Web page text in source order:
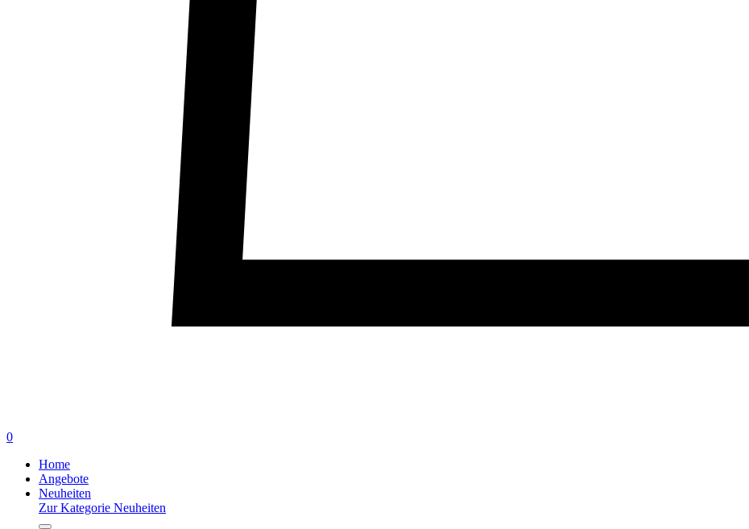
0
Home
Angebote
Neuheiten
Zur Kategorie Neuheiten